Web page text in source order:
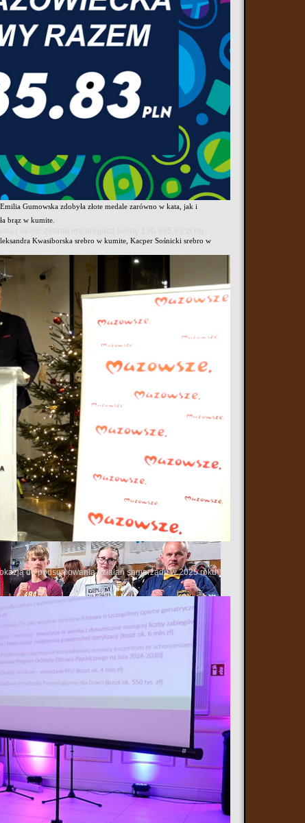
do podsumowania działań samorządu w 2025 roku
w klasyfikacji drużynowej. Organizatorem zawodów był sensei Jiří
edycji udział wzięło aż 540 zawodników z 46 klubów karate, w
Damian Cymerman i Michał Księżopolski. Srebrne medale
Antonina Napora, Karol Bejzemski, Jakub Snopkiewicz i Miłosz
Choć zawody były mniejsze pod względem liczby
Gumowska zdobyła złote medale zarówno w kata, jak i
brąz w kumite.
Kwasiborska srebro w kumite, Kacper Sośnicki srebro w
Zawody, zorganizowane przez shihana Daniela Gorczycę,
ponownie stanęli na podium. Złoty medal zdobył
swój udział na etapie eliminacji.
i potwierdziła wysoki poziom szkolenia
pracy zawodników i trenerów.
wystartują w 3. Mistrzostwach Europy IKO
liczy na kolejne udane występy i godne reprezentowanie